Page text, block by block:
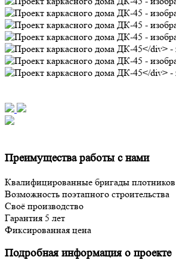
Преимущества работы с нами
Квалифицированные бригады плотников
Возможность поэтапного строительства
Своё производство
Гарантия 5 лет
Фиксированная цена
Подробная информация о проекте